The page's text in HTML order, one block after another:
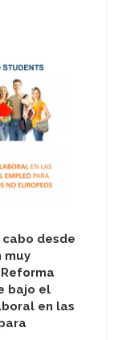
cabo desde
muy
bajo el
en las